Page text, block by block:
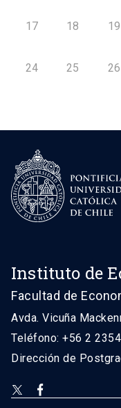
17 18 19
24 25 26
Instituto de
Facultad de
Avda. Vicuña
Teléfono: +56 2
Dirección de